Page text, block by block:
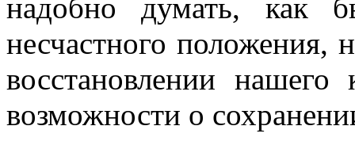
надобно думать, как
несчастного положения,
восстановлении
возможности о